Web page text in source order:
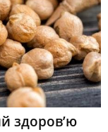
здоров’ю